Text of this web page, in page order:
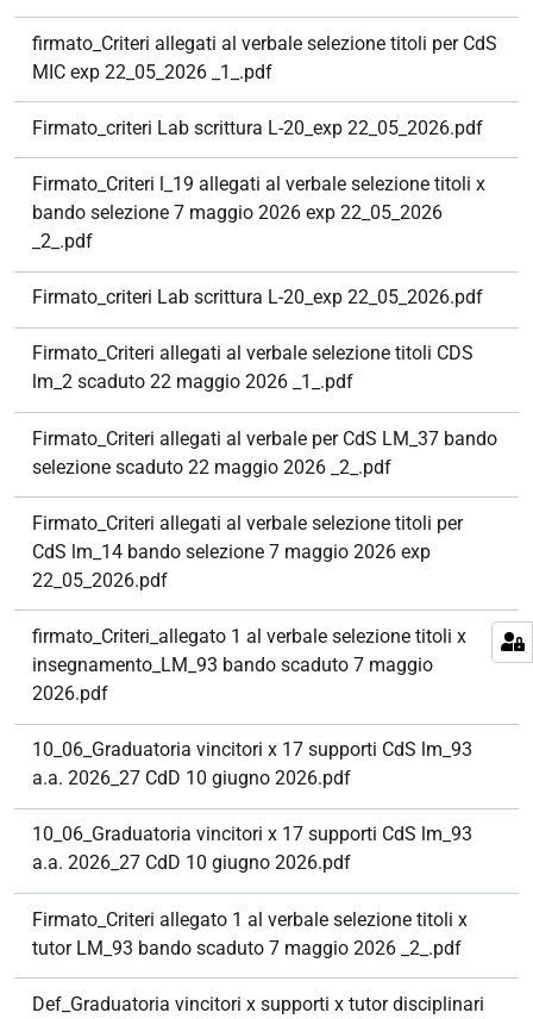
firmato_Criteri allegati al verbale selezione titoli per CdS
MIC exp 22_05_2026 _1_.pdf
Firmato_criteri Lab scrittura L-20_exp 22_05_2026.pdf
Firmato_Criteri l_19 allegati al verbale selezione titoli x
bando selezione 7 maggio 2026 exp 22_05_2026
_2_.pdf
Firmato_criteri Lab scrittura L-20_exp 22_05_2026.pdf
Firmato_Criteri allegati al verbale selezione titoli CDS
lm_2 scaduto 22 maggio 2026 _1_.pdf
Firmato_Criteri allegati al verbale per CdS LM_37 bando
selezione scaduto 22 maggio 2026 _2_.pdf
Firmato_Criteri allegati al verbale selezione titoli per
CdS lm_14 bando selezione 7 maggio 2026 exp
22_05_2026.pdf
firmato_Criteri_allegato 1 al verbale selezione titoli x
insegnamento_LM_93 bando scaduto 7 maggio
2026.pdf
10_06_Graduatoria vincitori x 17 supporti CdS lm_93
a.a. 2026_27 CdD 10 giugno 2026.pdf
10_06_Graduatoria vincitori x 17 supporti CdS lm_93
a.a. 2026_27 CdD 10 giugno 2026.pdf
Firmato_Criteri allegato 1 al verbale selezione titoli x
tutor LM_93 bando scaduto 7 maggio 2026 _2_.pdf
Def_Graduatoria vincitori x supporti x tutor disciplinari